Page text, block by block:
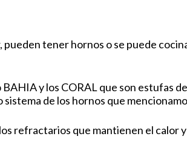
tener hornos o se puede
y los CORAL que son estufas
sistema de los hornos que
refractarios que mantienen el calor